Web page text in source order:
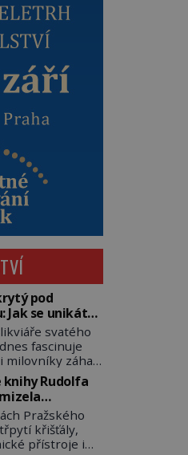
pod
Jak se unikátní
poklad dostal
Bečova?
svatého
fascinuje
milovníky záhad
Tato
zlatnická
13. století je
korunovačních
druhým
movitým
Rudolfa
knihovna
Pražského
křišťály,
přístroje i